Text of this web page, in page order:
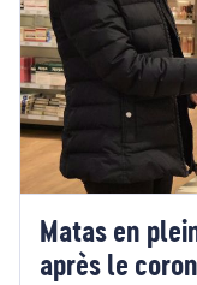
Matas en
après le